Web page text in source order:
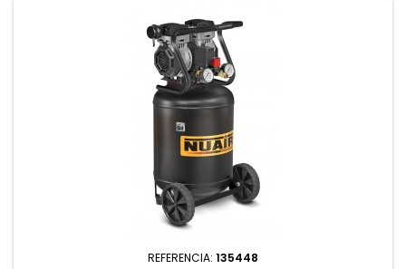
REFERENCIA: 135448